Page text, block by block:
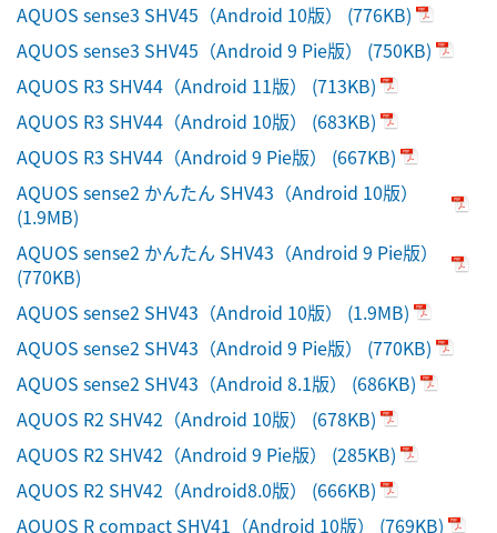
AQUOS sense3 SHV45（Android 10版） (776KB)
AQUOS sense3 SHV45（Android 9 Pie版） (750KB)
AQUOS R3 SHV44（Android 11版） (713KB)
AQUOS R3 SHV44（Android 10版） (683KB)
AQUOS R3 SHV44（Android 9 Pie版） (667KB)
AQUOS sense2 かんたん SHV43（Android 10版）
(1.9MB)
AQUOS sense2 かんたん SHV43（Android 9 Pie版）
(770KB)
AQUOS sense2 SHV43（Android 10版） (1.9MB)
AQUOS sense2 SHV43（Android 9 Pie版） (770KB)
AQUOS sense2 SHV43（Android 8.1版） (686KB)
AQUOS R2 SHV42（Android 10版） (678KB)
AQUOS R2 SHV42（Android 9 Pie版） (285KB)
AQUOS R2 SHV42（Android8.0版） (666KB)
AQUOS R compact SHV41（Android 10版） (769KB)